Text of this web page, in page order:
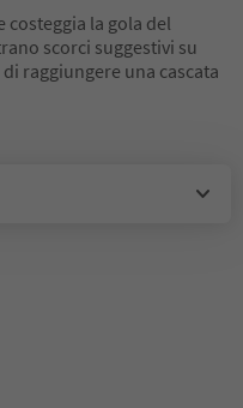
costeggia la gola del
scorci suggestivi su
raggiungere una cascata